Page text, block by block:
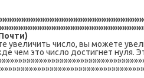
увеличить число, вы можете
чем это число достигнет нуля.